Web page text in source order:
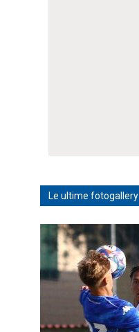
Le ultime fotogallery